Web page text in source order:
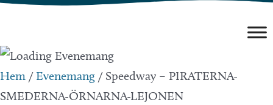
Hoppa
innehåll
Hem /Evenemang / Speedway – PIRATERNA-
SMEDERNA-ÖRNARNA-LEJONEN